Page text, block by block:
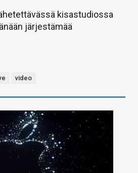
kisastudiossa
järjestämää
video